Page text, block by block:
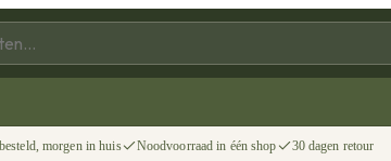
morgen in huis Noodvoorraad in één shop 30 dagen retour